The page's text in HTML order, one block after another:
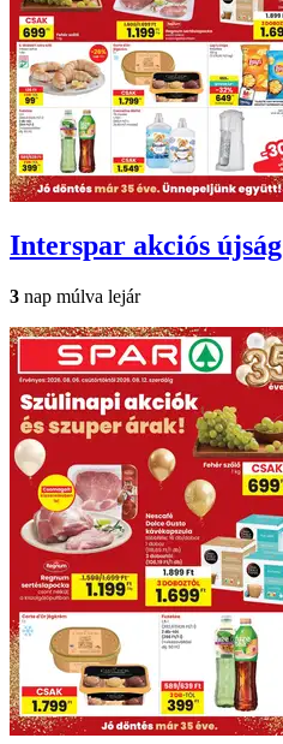
Interspar akciós újság
3 nap múlva lejár